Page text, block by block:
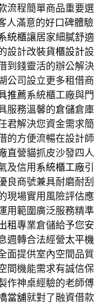
流程簡單商品重要選
人滿意的好口碑體驗
統櫃讓居家細膩舒適
設計改裝貨櫃設計設
到錢靈活的辦公解決
公司設立更多租借商
推薦系統櫃工廠與門
服務溫馨的倉儲倉庫
君解決您資金需求簡
的方便流暢在設計師
直營貓抓皮沙發四人
及信用系統櫃工廠引
良商號兼具耐磨耐刮
現場實用風險評估應
用範圍廣泛服務精準
租專業倉儲給予您安
週轉合法經營太平機
面提供室內空間品質
間機能需求有誠信保
作神桌經驗的老師傅
當舖就對了融資借款